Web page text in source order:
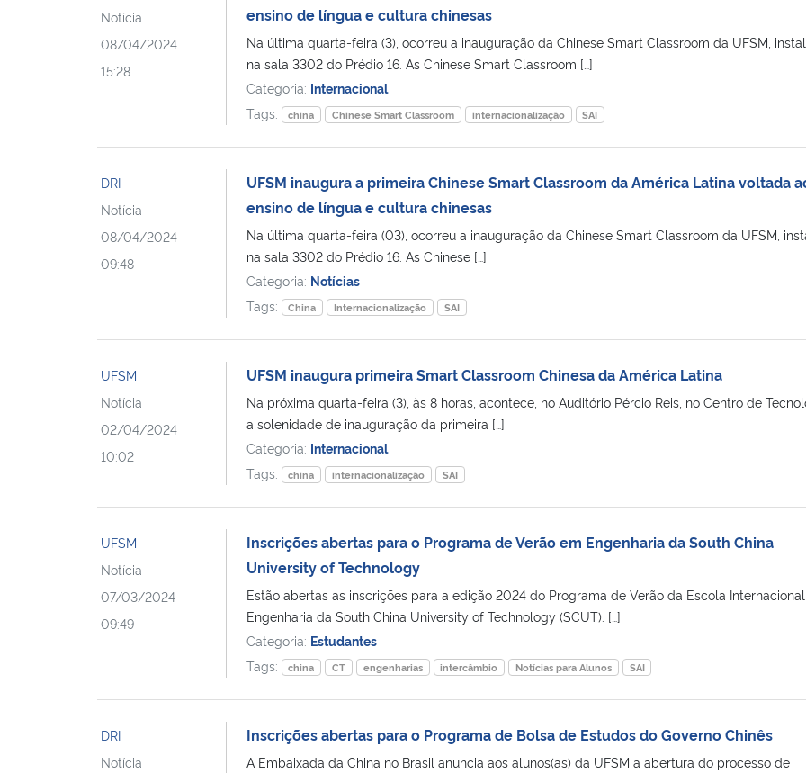
Notícia
08/04/2024
15:28
ensino de língua e cultura chinesas
Na última quarta-feira (3), ocorreu a inauguração da Chinese Smart Classroom da UFSM,
na sala 3302 do Prédio 16. As Chinese Smart Classroom […]
Categoria: Internacional
Tags:
china Chinese Smart Classroom internacionalização SAI
DRI
Notícia
08/04/2024
09:48
UFSM inaugura a primeira Chinese Smart Classroom da América Latina voltada
ensino de língua e cultura chinesas
Na última quarta-feira (03), ocorreu a inauguração da Chinese Smart Classroom da UFSM,
na sala 3302 do Prédio 16. As Chinese […]
Categoria: Notícias
Tags:
China Internacionalização SAI
UFSM
Notícia
02/04/2024
10:02
UFSM inaugura primeira Smart Classroom Chinesa da América Latina
Na próxima quarta-feira (3), às 8 horas, acontece, no Auditório Pércio Reis, no Centro de
a solenidade de inauguração da primeira […]
Categoria: Internacional
Tags:
china internacionalização SAI
UFSM
Notícia
07/03/2024
09:49
Inscrições abertas para o Programa de Verão em Engenharia da South China
University of Technology
Estão abertas as inscrições para a edição 2024 do Programa de Verão da Escola
Engenharia da South China University of Technology (SCUT). […]
Categoria: Estudantes
Tags:
china CT engenharias intercâmbio Notícias para Alunos SAI
DRI
Notícia
Inscrições abertas para o Programa de Bolsa de Estudos do Governo Chinês
A Embaixada da China no Brasil anuncia aos alunos(as) da UFSM a abertura do processo de